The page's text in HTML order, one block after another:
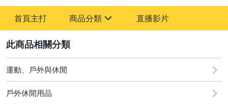
首頁主打 商品分類
手機、配件與通訊
直播影片
運動、戶外與休閒
戶外休閒用品